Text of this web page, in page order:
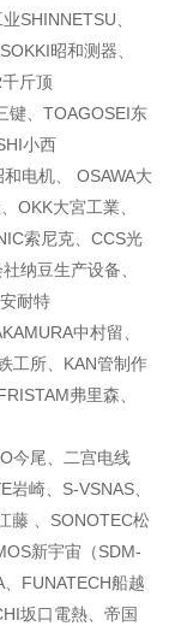
SHINNETSU、
昭和测器、
斤顶
键、TOAGOSEI东
小西
电机、 OSAWA大
OKK大宮工業、
索尼克、CCS光
纳豆生产设备、
耐特
中村留、
工所、KAN管制作
弗里森、
今尾、二宫电线
岩崎、S-VSNAS、
藤 、SONOTEC松
新宇宙（SDM-
、FUNATECH船越
坂口電熱、帝国